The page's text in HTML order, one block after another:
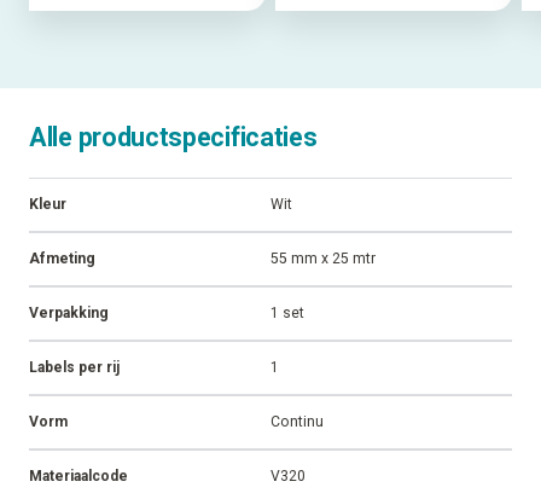
Alle productspecificaties
Kleur Wit
Afmeting 55 mm x 25 mtr
Verpakking 1 set
Labels per rij 1
Vorm Continu
Materiaalcode V320